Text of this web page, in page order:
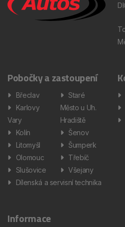
Pobočky a zastoupení
Břeclav
Karlovy
Vary
Kolín
Litomyšl
Olomouc
Slušovice
Staré
Město u Uh.
Hradiště
Šenov
Šumperk
Třebíč
Všejany
Dílenská a servisní technika
Informace